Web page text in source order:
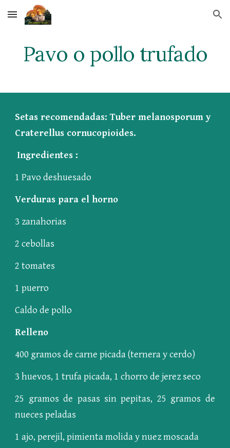
Skip to main content Skip to navigation
Pavo o pollo trufado
Setas recomendadas: Tuber melanosporum y
Craterellus cornucopioides.
Ingredientes :
1 Pavo deshuesado
Verduras para el horno
3 zanahorias
2 cebollas
2 tomates
1 puerro
Caldo de pollo
Relleno
400 gramos de carne picada (ternera y cerdo)
3 huevos, 1 trufa picada, 1 chorro de jerez seco
25 gramos de pasas sin pepitas, 25 gramos de
nueces peladas
1 ajo, perejil, pimienta molida y nuez moscada